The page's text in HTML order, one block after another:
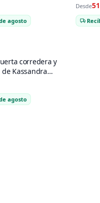
agosto
Oro
Desde
corredera y
Kassandra
agosto